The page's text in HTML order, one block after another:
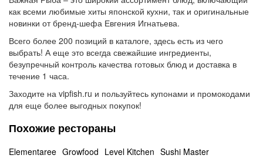
как всеми любимые хиты японской кухни, так и оригинальные
новинки от бренд-шефа Евгения Игнатьева.
Всего более 200 позиций в каталоге, здесь есть из чего
выбрать! А еще это всегда свежайшие ингредиенты,
безупречный контроль качества готовых блюд и доставка в
течение 1 часа.
Заходите на vipfish.ru и пользуйтесь купонами и промокодами
для еще более выгодных покупок!
Похожие рестораны
Elementaree Growfood Level Kitchen Sushi Master